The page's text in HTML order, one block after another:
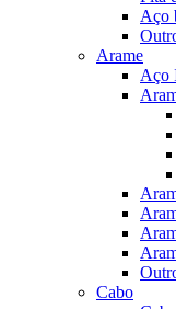
Aço
Arame
Aço
Cabo